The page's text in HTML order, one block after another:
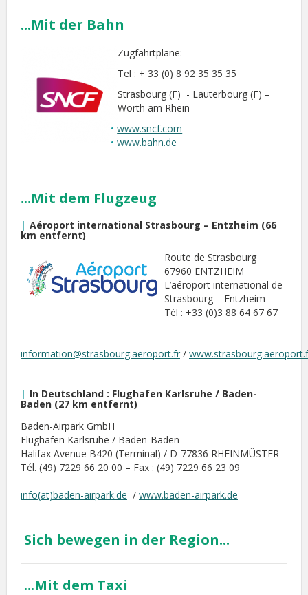
...Mit der Bahn
Zugfahrtpläne:
Tel : + 33 (0) 8 92 35 35 35
Strasbourg (F) - Lauterbourg (F) –
Wörth am Rhein
www.sncf.com
www.bahn.de
...Mit dem Flugzeug
Aéroport international Strasbourg – Entzheim (66
km entfernt)
Route de Strasbourg
67960 ENTZHEIM
L’aéroport international de
Strasbourg – Entzheim
Tél : +33 (0)3 88 64 67 67
information@strasbourg.aeroport.fr /
In Deutschland : Flughafen Karlsruhe / Baden-
Baden (27 km entfernt)
Baden-Airpark GmbH
Flughafen Karlsruhe / Baden-Baden
Halifax Avenue B420 (Terminal) / D-77836 RHEINMÜSTER
Tél. (49) 7229 66 20 00 – Fax : (49) 7229 66 23 09
info(at)baden-airpark.de / www.baden-airpark.de
Sich bewegen in der Region...
...Mit dem Taxi